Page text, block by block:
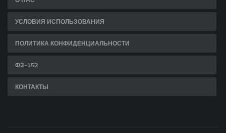
УСЛОВИЯ ИСПОЛЬЗОВАНИЯ
ПОЛИТИКА КОНФИДЕНЦИАЛЬНОСТИ
ФЗ-152
КОНТАКТЫ